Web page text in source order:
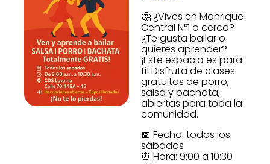
🤔 ¿Vives en Manrique
Central N°1 o cerca?
¿Te gusta bailar o
quieres aprender?
¡Este espacio es para
ti! Disfruta de clases
gratuitas de porro,
salsa y bachata,
abiertas para toda la
comunidad.
📅 Fecha: todos los
sábados
⏰ Hora: 9:00 a 10:30